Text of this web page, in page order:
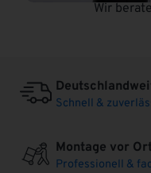
Wir
Schnell &
Montage vor Ort
Professionell &